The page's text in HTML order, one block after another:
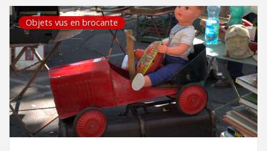
Objets vus en brocante